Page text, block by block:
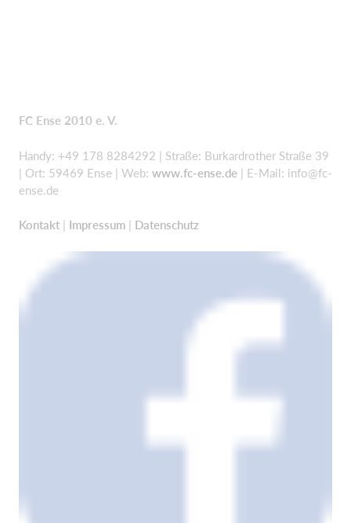
FC Ense 2010 e. V.
Handy: +49 178 8284292 | Straße: Burkardrother Straße 39
| Ort: 59469 Ense | Web: www.fc-ense.de | E-Mail: info@fc-
ense.de
Kontakt | Impressum | Datenschutz